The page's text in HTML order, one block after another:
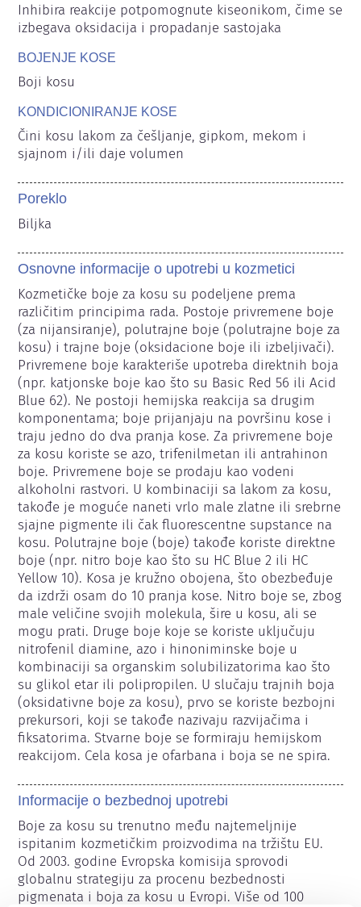
Inhibira reakcije potpomognute kiseonikom, čime se
izbegava oksidacija i propadanje sastojaka
BOJENJE KOSE
Boji kosu
KONDICIONIRANJE KOSE
Čini kosu lakom za češljanje, gipkom, mekom i
sjajnom i/ili daje volumen
Poreklo
Biljka
Osnovne informacije o upotrebi u kozmetici
Kozmetičke boje za kosu su podeljene prema
različitim principima rada. Postoje privremene boje
(za nijansiranje), polutrajne boje (polutrajne boje za
kosu) i trajne boje (oksidacione boje ili izbeljivači).
Privremene boje karakteriše upotreba direktnih boja
(npr. katjonske boje kao što su Basic Red 56 ili Acid
Blue 62). Ne postoji hemijska reakcija sa drugim
komponentama; boje prijanjaju na površinu kose i
traju jedno do dva pranja kose. Za privremene boje
za kosu koriste se azo, trifenilmetan ili antrahinon
boje. Privremene boje se prodaju kao vodeni
alkoholni rastvori. U kombinaciji sa lakom za kosu,
takođe je moguće naneti vrlo male zlatne ili srebrne
sjajne pigmente ili čak fluorescentne supstance na
kosu. Polutrajne boje (boje) takođe koriste direktne
boje (npr. nitro boje kao što su HC Blue 2 ili HC
Yellow 10). Kosa je kružno obojena, što obezbeđuje
da izdrži osam do 10 pranja kose. Nitro boje se, zbog
male veličine svojih molekula, šire u kosu, ali se
mogu prati. Druge boje koje se koriste uključuju
nitrofenil diamine, azo i hinoniminske boje u
kombinaciji sa organskim solubilizatorima kao što
su glikol etar ili polipropilen. U slučaju trajnih boja
(oksidativne boje za kosu), prvo se koriste bezbojni
prekursori, koji se takođe nazivaju razvijačima i
fiksatorima. Stvarne boje se formiraju hemijskom
reakcijom. Cela kosa je ofarbana i boja se ne spira.
Informacije o bezbednoj upotrebi
Boje za kosu su trenutno među najtemeljnije
ispitanim kozmetičkim proizvodima na tržištu EU.
Od 2003. godine Evropska komisija sprovodi
globalnu strategiju za procenu bezbednosti
pigmenata i boja za kosu u Evropi. Više od 100